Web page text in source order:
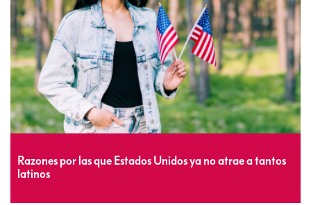
Razones por las que Estados Unidos ya no atrae a tantos
latinos